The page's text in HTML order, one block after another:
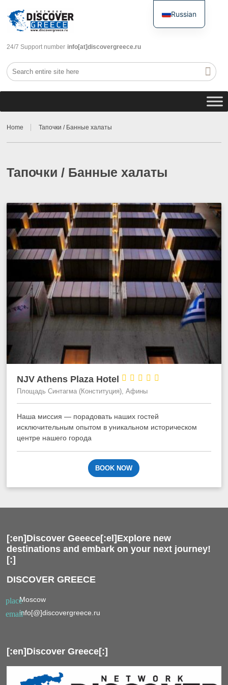
24/7 Support number info[at]discovergreece.ru
Home Тапочки / Банные халаты
Тапочки / Банные халаты
NJV Athens Plaza Hotel 




Площадь Синтагма (Конституция), Афины
Наша миссия — порадовать наших гостей
исключительным опытом в уникальном историческом
центре нашего города
BOOK NOW
[:en]Discover Geeece[:el]Explore new
destinations and embark on your next journey!
[:]
DISCOVER GREECE
placeMoscow
emailinfo[@]discovergreece.ru
[:en]Discover Greece[:]
Russian
English